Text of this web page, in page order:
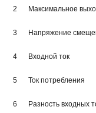
2 Максимальное
3 Напряжение
4 Входной ток
5 Ток потребления
6 Разность входных